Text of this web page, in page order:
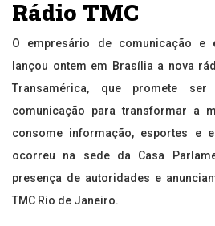
Rádio TMC
O empresário de comunicação e
lançou ontem em Brasília a nova
Transamérica, que promete
comunicação para transformar a
consome informação, esportes e
ocorreu na sede da Casa
presença de autoridades e
TMC Rio de Janeiro.